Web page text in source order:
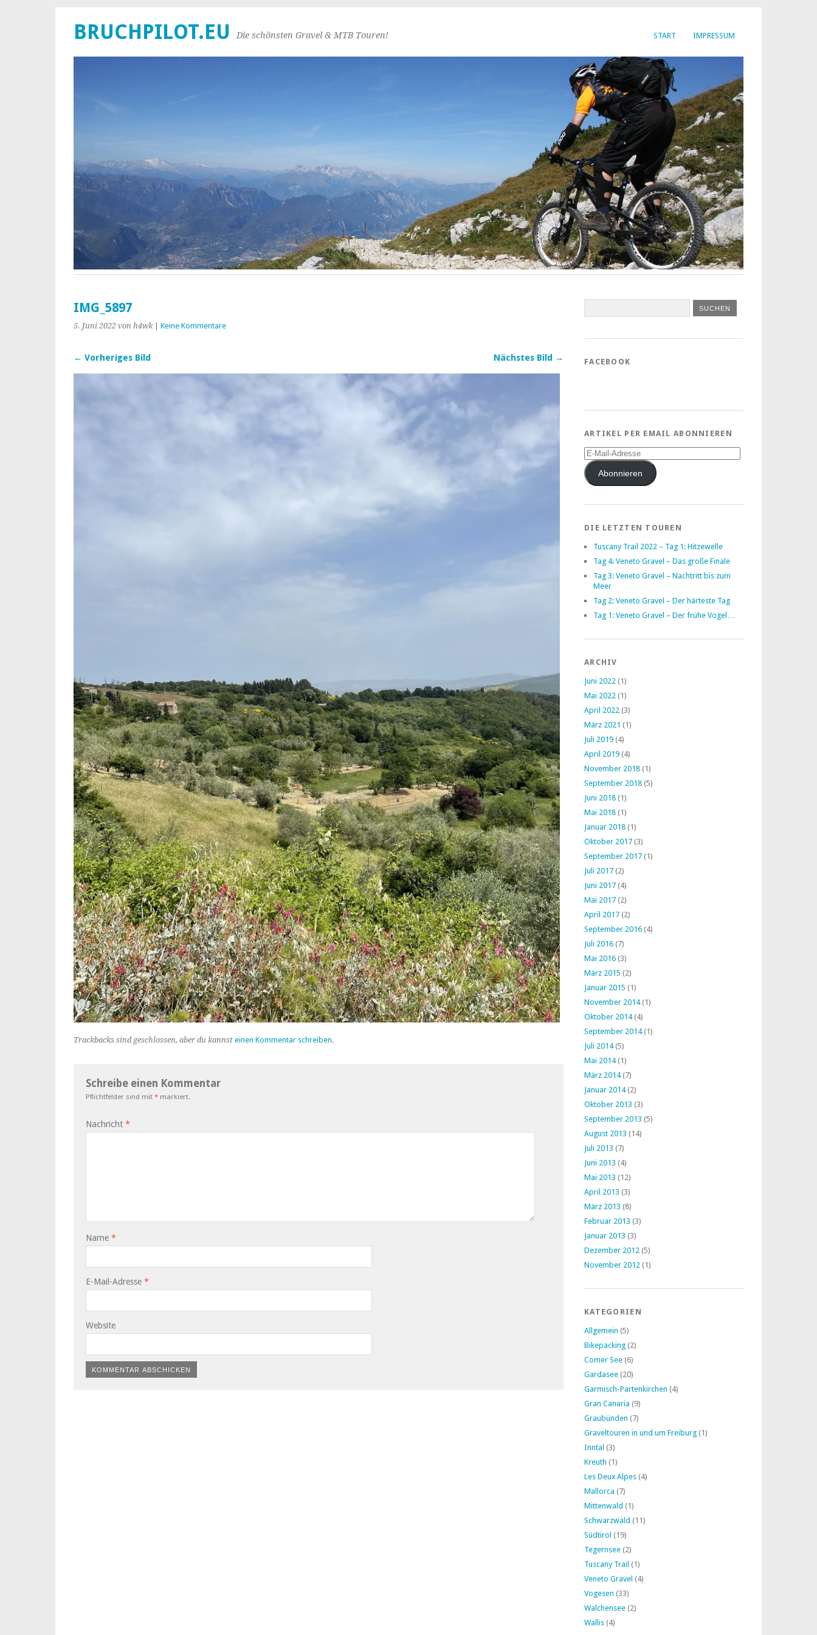
START IMPRESSUM
BRUCHPILOT.EU Die schönsten Gravel & MTB Touren!
IMG_5897
5. Juni 2022 von h4wk| Keine Kommentare
← Vorheriges Bild Nächstes Bild →
Trackbacks sind geschlossen, aber du kannst einen Kommentar schreiben.
Schreibe einen Kommentar
Pflichtfelder sind mit * markiert.
Nachricht *
Name *
E-Mail-Adresse *
Website
FACEBOOK
ARTIKEL PER EMAIL ABONNIEREN
E-
Mail-
AdresseAbonnieren
DIE LETZTEN TOUREN
Tuscany Trail 2022 – Tag 1: Hitzewelle
Tag 4: Veneto Gravel – Das große Finale
Tag 3: Veneto Gravel – Nachtritt bis zum
Meer
Tag 2: Veneto Gravel – Der härteste Tag
Tag 1: Veneto Gravel – Der frühe Vogel…
ARCHIV
Juni 2022 (1)
Mai 2022 (1)
April 2022 (3)
März 2021 (1)
Juli 2019 (4)
April 2019 (4)
November 2018 (1)
September 2018 (5)
Juni 2018 (1)
Mai 2018 (1)
Januar 2018 (1)
Oktober 2017 (3)
September 2017 (1)
Juli 2017 (2)
Juni 2017 (4)
Mai 2017 (2)
April 2017 (2)
September 2016 (4)
Juli 2016 (7)
Mai 2016 (3)
März 2015 (2)
Januar 2015 (1)
November 2014(1)
Oktober 2014(4)
September 2014(1)
Juli 2014(5)
Mai 2014(1)
März 2014(7)
Januar 2014(2)
Oktober 2013 (3)
September 2013 (5)
August 2013 (14)
Juli 2013 (7)
Juni 2013 (4)
Mai 2013 (12)
April 2013 (3)
März 2013 (8)
Februar 2013 (3)
Januar 2013 (3)
Dezember 2012 (5)
November 2012 (1)
KATEGORIEN
Allgemein (5)
Bikepacking (2)
Comer See (6)
Gardasee (20)
Garmisch-Partenkirchen (4)
Gran Canaria (9)
Graubünden (7)
Graveltouren in und um Freiburg (1)
Inntal (3)
Kreuth (1)
Les Deux Alpes (4)
Mallorca (7)
Mittenwald (1)
Schwarzwald (11)
Südtirol (19)
Tegernsee (2)
Tuscany Trail (1)
Veneto Gravel (4)
Vogesen (33)
Walchensee (2)
Wallis (4)